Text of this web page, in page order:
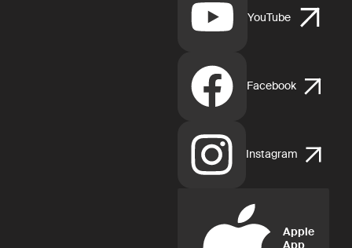
YouTube
Facebook
Instagram
Apple
App